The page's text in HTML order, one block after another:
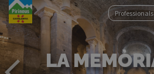
Vés
al
contingut
Professionals